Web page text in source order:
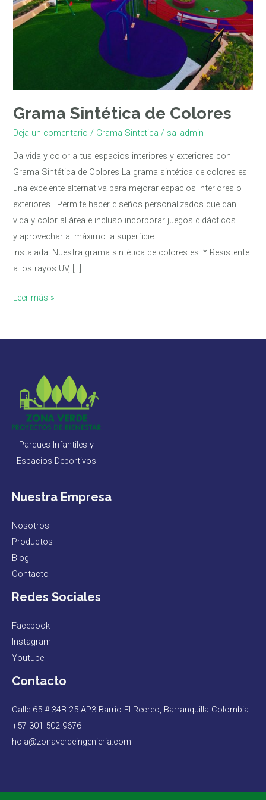
Grama Sintética de Colores
Deja un comentario / Grama Sintetica / sa_admin
Da vida y color a tus espacios interiores y exteriores con
Grama Sintética de Colores La grama sintética de colores es
una excelente alternativa para mejorar espacios interiores o
exteriores. Permite hacer diseños personalizados que dan
vida y color al área e incluso incorporar juegos didácticos
y aprovechar al máximo la superficie
instalada. Nuestra grama sintética de colores es: * Resistente
a los rayos UV, […]
Leer más »
Parques Infantiles y
Espacios Deportivos
Nuestra Empresa
Nosotros
Productos
Blog
Contacto
Redes Sociales
Facebook
Instagram
Youtube
Contacto
Calle 65 # 34B-25 AP3 Barrio El Recreo, Barranquilla Colombia
+57 301 502 9676
hola@zonaverdeingenieria.com